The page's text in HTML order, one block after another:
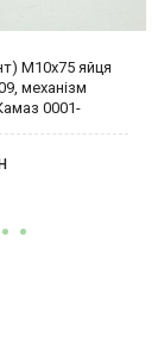
М10х75 яйця
механізм
0001-